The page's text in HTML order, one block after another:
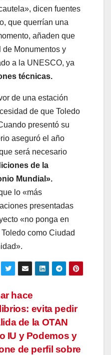
dicen fuentes
que querrían una
añaden que
Monumentos y
a la UNESCO, ya
técnicas.
de una estación
de que Toledo
presentó su
aseguró el año
será necesario
de la
Mundial».
lo «más
presentadas
«no ponga en
como Ciudad
hace
evita pedir
de la OTAN
IU y Podemos y
de perfil sobre